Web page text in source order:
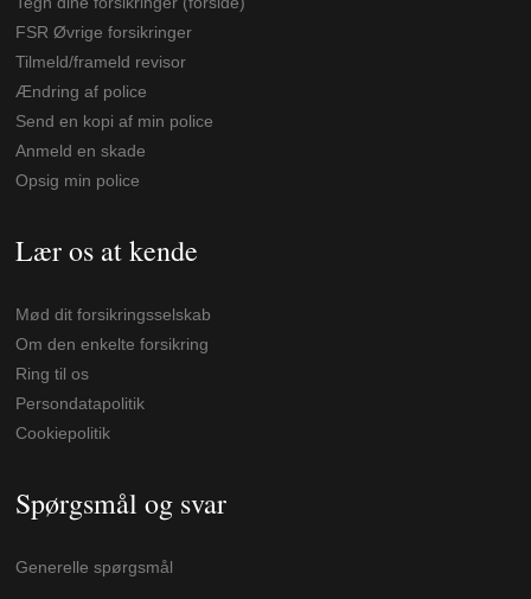
FSR Øvrige forsikringer
Tilmeld/frameld revisor
Ændring af police
Send en kopi af min police
Anmeld en skade
Opsig min police
Lær os at kende
Mød dit forsikringsselskab
Om den enkelte forsikring
Ring til os
Persondatapolitik
Cookiepolitik
Spørgsmål og svar
Generelle spørgsmål